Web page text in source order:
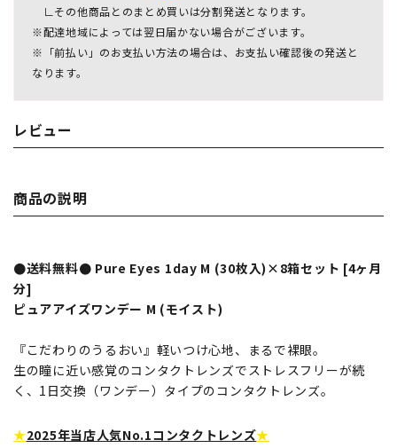
∟その他商品とのまとめ買いは分割発送となります。
※配達地域によっては翌日届かない場合がございます。
※「前払い」のお支払い方法の場合は、お支払い確認後の発送と
なります。
レビュー
商品の説明
●送料無料● Pure Eyes 1day M (30枚入)×8箱セット [4ヶ月
分]
ピュアアイズワンデー M (モイスト)
『こだわりのうるおい』軽いつけ心地、まるで裸眼。
生の瞳に近い感覚のコンタクトレンズでストレスフリーが続
く、1日交換（ワンデー）タイプのコンタクトレンズ。
★2025年当店人気No.1コンタクトレンズ★